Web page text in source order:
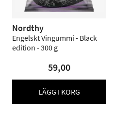
Nordthy
Engelskt Vingummi - Black
edition - 300 g
59,00
LÄGG I KORG